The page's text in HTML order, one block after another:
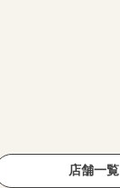
店舗一覧